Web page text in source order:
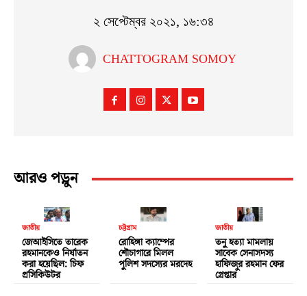
২ সেপ্টেম্বর ২০২১, ১৬:৩৪
CHATTOGRAM SOMOY
আরও পড়ুন
জাতীয়
জেআইসিতে তারেক
রহমানকেও নির্যাতন
করা হয়েছিল: চিফ
প্রসিকিউটর
চট্টগ্রাম
রোহিঙ্গা ক্যাম্পের
শৌচাগারে মিলল
পুলিশ সদস্যের মরদেহ
জাতীয়
তনু হত্যা মামলায়
সাবেক সেনাসদস্য
হাফিজুর রহমান ফের
গ্রেপ্তার